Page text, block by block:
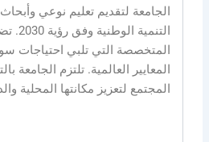
الجامعة لتقديم تعليم نوعي
المتخصصة التي تلبي احتياجات
المعايير العالمية. تلتزم الجامعة
المجتمع لتعزيز مكانتها المحلية